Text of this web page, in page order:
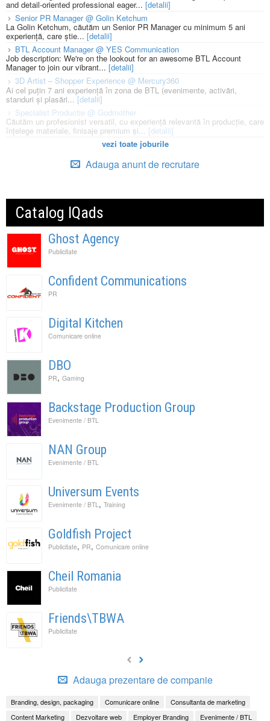
and detail-oriented professional eager... [detalii]
Senior PR Manager @ Golin Ketchum
La Golin Ketchum, căutăm un Senior PR Manager cu minimum 5 ani
experiență, care știe... [detalii]
BTL Account Manager @ YES Communication
Job description: We're on the lookout for an awesome BTL Account
Manager to join our vibrant... [detalii]
3D Artist – Shopper Experience @ Mercury360
Ai cel puțin 7 ani experiență în zona de BTL (evenimente, activări,
standuri și plasări...[detalii]
Specialist Productie @ Godmother
Căutăm un profesionist versatil, cu experiență relevantă în producție, care
înțelege materiale, finisaje premium și... [detalii]
vezi toate joburile
Adauga anunt de recrutare
Catalog IQads
Ghost Agency
Publicitate
Confident Communications
PR
Digital Kitchen
Comunicare online
DBO
PR, Gaming
Backstage Production Group
Evenimente / BTL
NAN Group
Evenimente / BTL
Universum Events
Evenimente / BTL , Training
Goldfish Project
Publicitate, PR, Comunicare online
Cheil Romania
Publicitate
Friends\TBWA
Publicitate
Adauga prezentare de companie
Branding, design, packaging Comunicare online
Consultanta de marketing
Content Marketing
Dezvoltare web Employer Branding Evenimente / BTL